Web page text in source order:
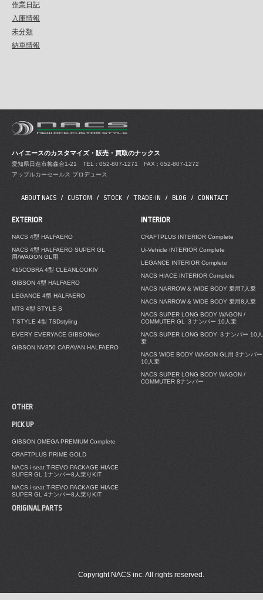
作業日記
入庫情報
未分類
納車情報
ハイエースのカスタマイズ・販売・買取のナックス
愛知県日進市梅森台1-21 TEL : 052-807-1271 FAX : 052-807-1272
アップルカーセールス プロデュース
ABOUT NACS CUSTOM STOCK TRADE-IN BLOG CONNTACT
EXTERIOR
NACS 4型 HALFAERO
NACS 4型 HALFAERO SUPER GL
用/WAGON GL用
415COBRA 4型 CLEANLOOKⅣ
GIBSON 4型 HALFAERO
LEGANCE 4型 HALFAERO
MTS 4型 STYLE-S
T-STYLE 4型 TSDstyling
EVERY EVERYACE GIBSONver
GIBSON NV350 CARAVAN HALFAERO
INTERIOR
CRAFTPLUS INTERIOR Complete
Ui-Vehicle INTERIOR Complete
LEGANCE INTERIOR Complete
NACS HIACE INTERIOR Complete
NACS NARROW & WIDE BODY 乗用7人乗
NACS NARROW & WIDE BODY 乗用8人乗
NACS SUPER LONG BODY WAGON /
COMMUTER GL ３ナンバー 10人乗
NACS SUPER LONG BODY ３ナンバー 10人
乗
NACS WIDE BODY WAGON GL用 3ナンバー
10人乗
NACS SUPER LONG BODY WAGON /
COMMUTER 8ナンバー
OTHER
PICK UP
GIBSON OMEGA PREMIUM Complete
CRAFTPLUS PRIME GOLD
NACS i-seat T-REVO PACKAGE HIACE
SUPER GL 1ナンバー8人乗りKIT
NACS i-seat T-REVO PACKAGE HIACE
SUPER GL 4ナンバー8人乗りKIT
ORIGINAL PARTS
Copyright NACS inc. All rights reserved.